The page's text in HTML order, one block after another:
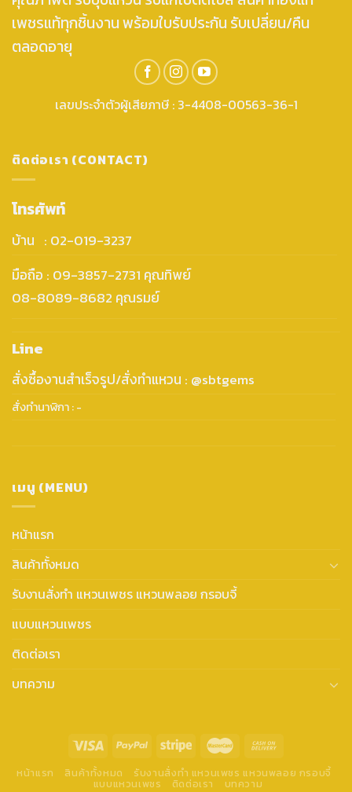
เพชรแท้ทุกชิ้นงาน พร้อมใบรับประกัน รับเปลี่ยน/คืน
ตลอดอายุ
เลขประจำตัวผู้เสียภาษี : 3-4408-00563-36-1
ติดต่อเรา (CONTACT)
โทรศัพท์
บ้าน : 02-019-3237
มือถือ : 09-3857-2731 คุณทิพย์
08-8089-8682 คุณรมย์
Line
สั่งซื้องานสำเร็จรูป/สั่งทำแหวน : @sbtgems
สั่งทำนาฬิกา : -
เมนู (MENU)
หน้าแรก
สินค้าทั้งหมด
รับงานสั่งทำ แหวนเพชร แหวนพลอย กรอบจี้
แบบแหวนเพชร
ติดต่อเรา
บทความ
หน้าแรก สินค้าทั้งหมด รับงานสั่งทำ แหวนเพชร แหวนพลอย กรอบจี้
แบบแหวนเพชร ติดต่อเรา บทความ